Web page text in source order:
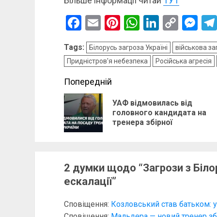
Facebook
EmailPinterest
WhatsApp
LinkedIn
Copy
Link
Tags: Білорусь загроза Україні
військова
Придністров'я небезпека
Російська агресія
Post
navigation
Попередній
УАФ відмовилась від
головного кандидата на
тренера збірної
2 думки щодо “Загрози з
ескалації”
Сповіщення: Козловський став батьком: